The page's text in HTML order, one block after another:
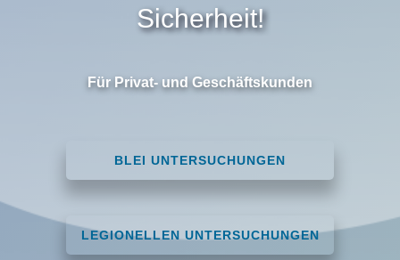
Sicherheit!
Für Privat- und Geschäftskunden
BLEI UNTERSUCHUNGEN
LEGIONELLEN UNTERSUCHUNGEN